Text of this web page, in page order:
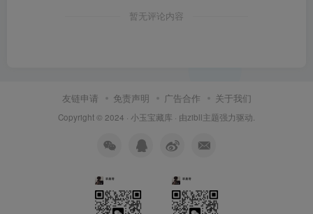
暂无评论内容
友链申请 免责声明 广告合作 关于我们
Copyright © 2024 · 小玉宝藏库 · 由zibll主题强力驱动.